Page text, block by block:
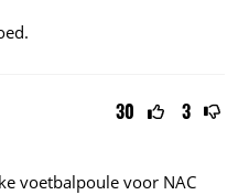
30 3
voetbalpoule voor NAC